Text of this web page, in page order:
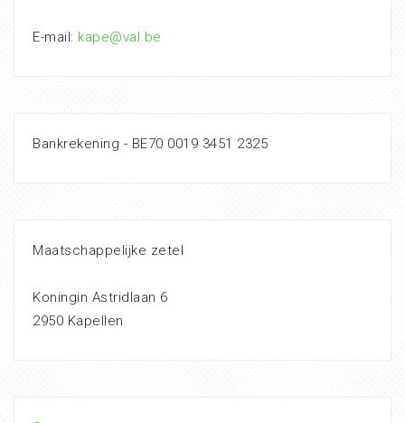
E-mail: kape@val.be
Bankrekening - BE70 0019 3451 2325
Maatschappelijke zetel
Koningin Astridlaan 6
2950 Kapellen